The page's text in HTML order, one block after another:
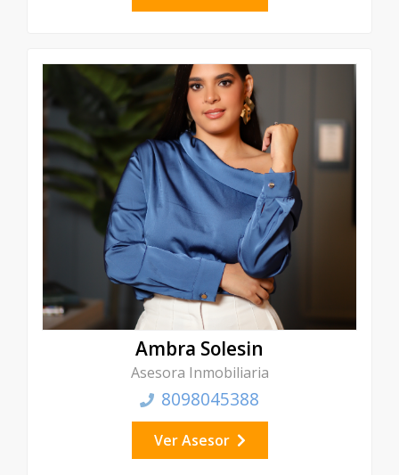
Ambra Solesin
Asesora Inmobiliaria
8098045388
Ver Asesor